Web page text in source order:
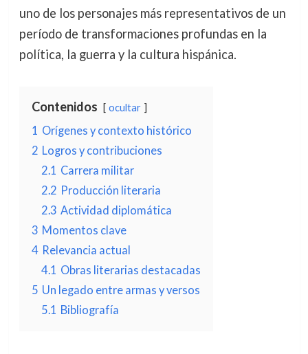
uno de los personajes más representativos de un
período de transformaciones profundas en la
política, la guerra y la cultura hispánica.
Contenidos ocultar
1 Orígenes y contexto histórico
2 Logros y contribuciones
2.1 Carrera militar
2.2 Producción literaria
2.3 Actividad diplomática
3 Momentos clave
4 Relevancia actual
4.1 Obras literarias destacadas
5 Un legado entre armas y versos
5.1 Bibliografía